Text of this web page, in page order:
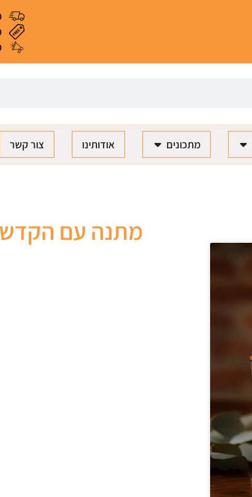
מתכונים אודותינו צור קשר
מתנה עם